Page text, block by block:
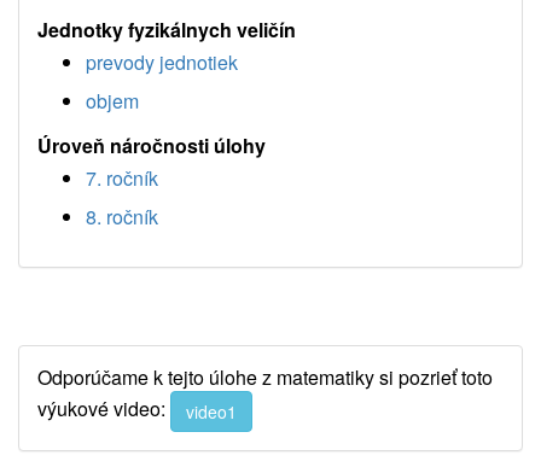
Jednotky fyzikálnych veličín
prevody jednotiek
objem
Úroveň náročnosti úlohy
7. ročník
8. ročník
Odporúčame k tejto úlohe z matematiky si pozrieť toto
výukové video:
video1